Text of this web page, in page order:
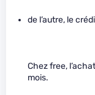
de l’autre, le
Chez free,
mois.